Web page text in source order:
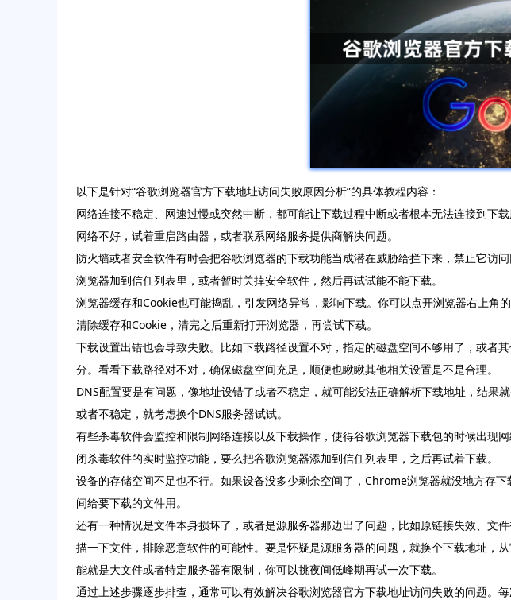
以下是针对“谷歌浏览器官方下载地址访问失败原因分析”的具体教程内容：
网络连接不稳定、网速过慢或突然中断，都可能让下载过程中断或者根本无法连接到
网络不好，试着重启路由器，或者联系网络服务提供商解决问题。
防火墙或者安全软件有时会把谷歌浏览器的下载功能当成潜在威胁给拦下来，禁止它访
浏览器加到信任列表里，或者暂时关掉安全软件，然后再试试能不能下载。
浏览器缓存和Cookie也可能捣乱，引发网络异常，影响下载。你可以点开浏览器右上角
清除缓存和Cookie，清完之后重新打开浏览器，再尝试下载。
下载设置出错也会导致失败。比如下载路径设置不对，指定的磁盘空间不够用了，或者
分。看看下载路径对不对，确保磁盘空间充足，顺便也瞅瞅其他相关设置是不是合理。
DNS配置要是有问题，像地址设错了或者不稳定，就可能没法正确解析下载地址，结
或者不稳定，就考虑换个DNS服务器试试。
有些杀毒软件会监控和限制网络连接以及下载操作，使得谷歌浏览器下载包的时候出
闭杀毒软件的实时监控功能，要么把谷歌浏览器添加到信任列表里，之后再试着下载。
设备的存储空间不足也不行。如果设备没多少剩余空间了，Chrome浏览器就没地方存
间给要下载的文件用。
还有一种情况是文件本身损坏了，或者是源服务器那边出了问题，比如原链接失效、
描一下文件，排除恶意软件的可能性。要是怀疑是源服务器的问题，就换个下载地址
能就是大文件或者特定服务器有限制，你可以挑夜间低峰期再试一次下载。
通过上述步骤逐步排查，通常可以有效解决谷歌浏览器官方下载地址访问失败的问题。